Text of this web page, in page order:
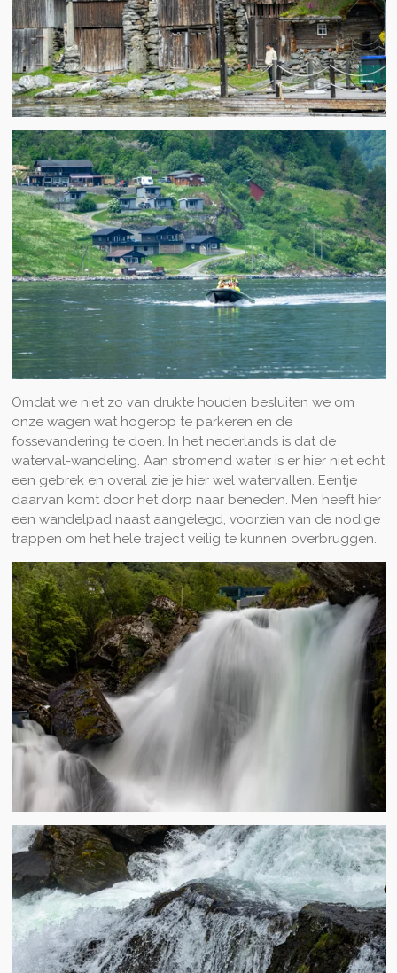
Omdat we niet zo van drukte houden besluiten we om
onze wagen wat hogerop te parkeren en de
fossevandering te doen. In het nederlands is dat de
waterval-wandeling. Aan stromend water is er hier niet echt
een gebrek en overal zie je hier wel watervallen. Eentje
daarvan komt door het dorp naar beneden. Men heeft hier
een wandelpad naast aangelegd, voorzien van de nodige
trappen om het hele traject veilig te kunnen overbruggen.